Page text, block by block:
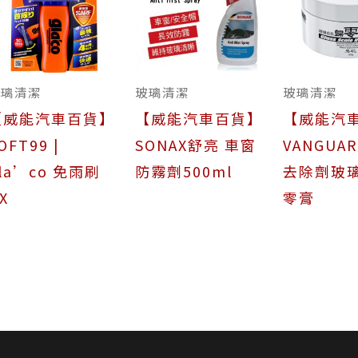
清潔
威能汽車百貨】
|
免雨刷
玻璃清潔
【威能汽車百貨】
SONAX舒亮 車窗
防霧劑500ml
玻璃清潔
【威能汽
去除劑玻
零膏